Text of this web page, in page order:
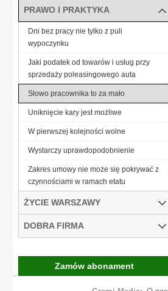
PRAWO I PRAKTYKA
Dni bez pracy nie tylko z puli
wypoczynku
Jaki podatek od towarów i usług przy
sprzedaży poleasingowego auta
Słowo pracownika to za mało
Uniknięcie kary jest możliwe
W pierwszej kolejności wolne
Wystarczy uprawdopodobnienie
Zakres umowy nie może się pokrywać z
czynnościami w ramach etatu
ŻYCIE WARSZAWY
DOBRA FIRMA
Zamów abonament